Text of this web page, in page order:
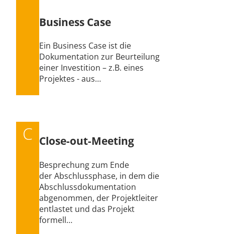
Business Case
Ein Business Case ist die
Dokumentation zur Beurteilung
einer Investition – z.B. eines
Projektes - aus…
C Close-out-Meeting
Besprechung zum Ende
der Abschlussphase, in dem die
Abschluss­dokumentation
abgenommen, der Projektleiter
entlastet und das Projekt
formell…